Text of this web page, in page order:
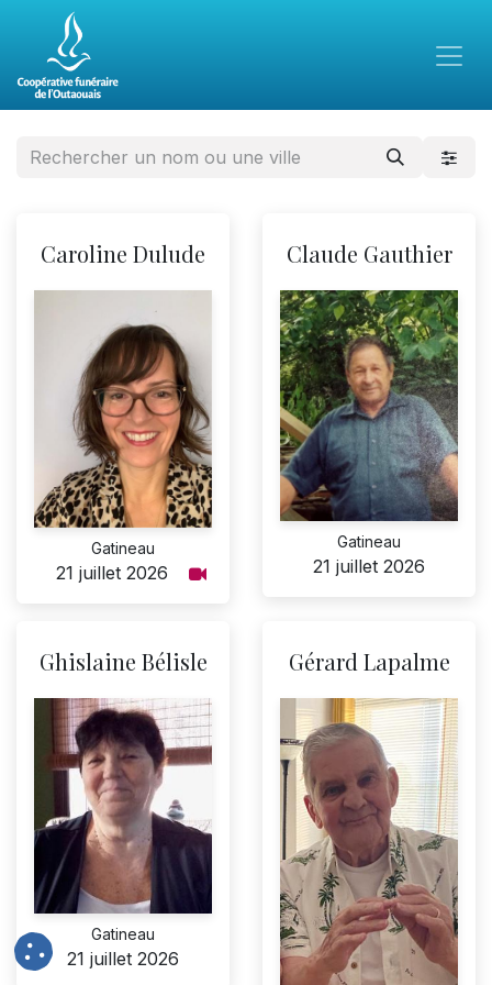
Caroline Dulude
Gatineau
21 juillet 2026
Claude Gauthier
Gatineau
21 juillet 2026
Ghislaine Bélisle
Gatineau
21 juillet 2026
Gérard Lapalme